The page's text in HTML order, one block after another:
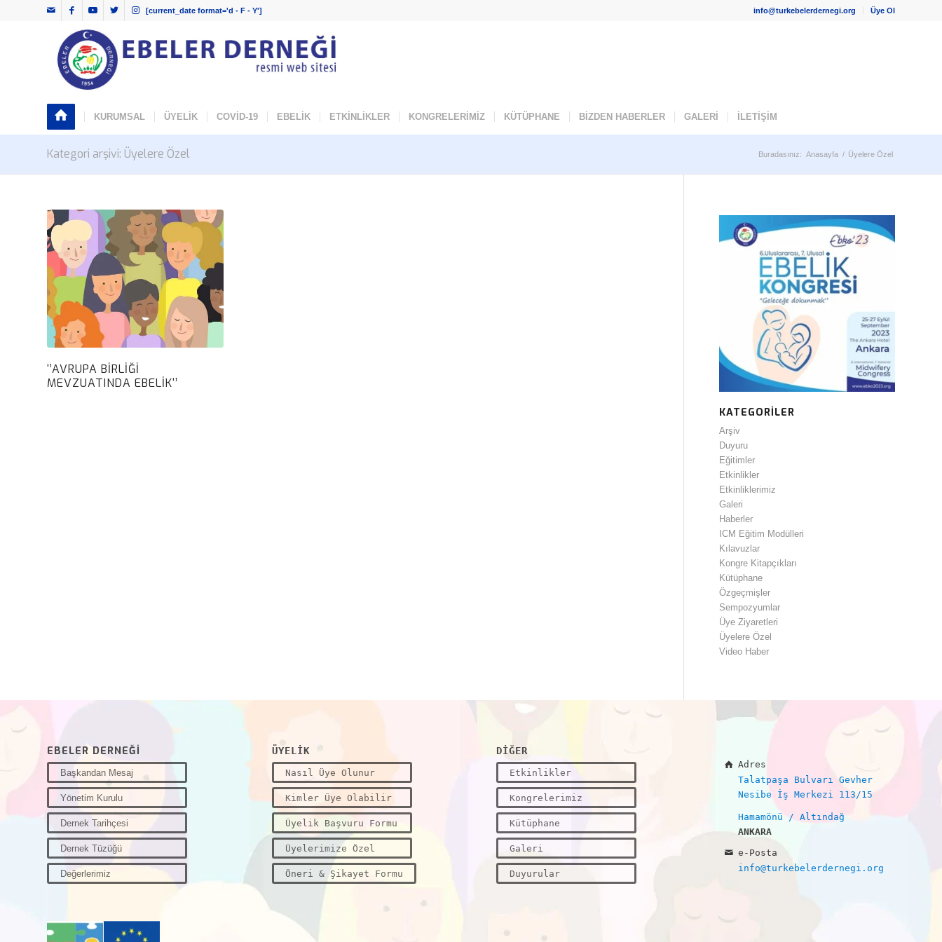
info@turkebelerdernegi.org Üye Ol
[current_date format='d - F - Y']
KURUMSAL ÜYELİK COVİD-19 EBELİK ETKİNLİKLER KONGRELERİMİZ KÜTÜPHANE BİZDEN HABERLER GALERİ İLETİŞİM
Kategori arşivi: Üyelere Özel Buradasınız: Anasayfa / Üyelere Özel
‘’AVRUPA BİRLİĞİ
MEVZUATINDA EBELİK‘’
KATEGORILER
Arşiv
Duyuru
Eğitimler
Etkinlikler
Etkinliklerimiz
Galeri
Haberler
ICM Eğitim Modülleri
Kılavuzlar
Kongre Kitapçıkları
Kütüphane
Özgeçmişler
Sempozyumlar
Üye Ziyaretleri
Üyelere Özel
Video Haber
EBELER DERNEĞİ
Başkandan Mesaj
Yönetim Kurulu
Dernek Tarihçesi
Dernek Tüzüğü
Değerlerimiz
ÜYELİK
Nasıl Üye Olunur
Kimler Üye Olabilir
Üyelik Başvuru Formu
Üyelerimize Özel
Öneri & Şikayet Formu
DİĞER
Etkinlikler
Kongrelerimiz
Kütüphane
Galeri
Duyurular
Adres
Talatpaşa Bulvarı Gevher
Nesibe İş Merkezi 113/15
Hamamönü / Altındağ
ANKARA
e-Posta
info@turkebelerdernegi.org